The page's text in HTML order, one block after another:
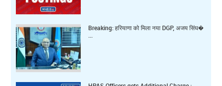
Breaking: हरियाणा को मिला नया DGP, अजय सिंघ�